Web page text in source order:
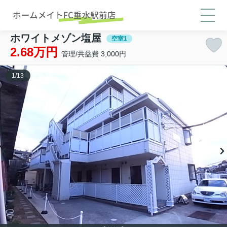
ホワイトメゾン塩屋 空室1
2.68万円 管理/共益費 3,000円
1/13